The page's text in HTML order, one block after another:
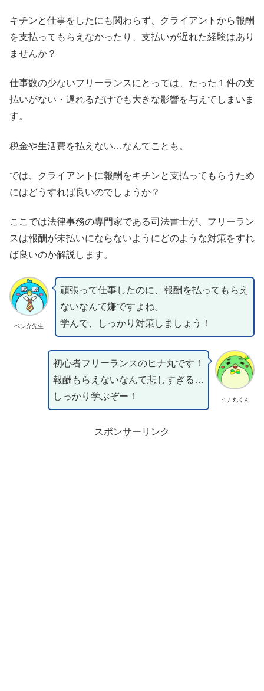
キチンと仕事をしたにも関わらず、クライアントから報酬
を支払ってもらえなかったり、支払いが遅れた経験はあり
ませんか？
仕事数の少ないフリーランスにとっては、たった１件の支
払いがない・遅れるだけでも大きな影響を与えてしまいま
す。
税金や生活費を払えない…なんてことも。
では、クライアントに報酬をキチンと支払ってもらうため
にはどうすれば良いのでしょうか？
ここでは法律事務の専門家である司法書士が、フリーラン
スは報酬が未払いにならないようにどのような対策をすれ
ば良いのか解説します。
ペン介先生
頑張って仕事したのに、報酬を払ってもらえ
ないなんて嫌ですよね。
学んで、しっかり対策しましょう！
ヒナ丸くん
初心者フリーランスのヒナ丸です！
報酬もらえないなんて悲しすぎる…
しっかり学ぶぞー！
スポンサーリンク